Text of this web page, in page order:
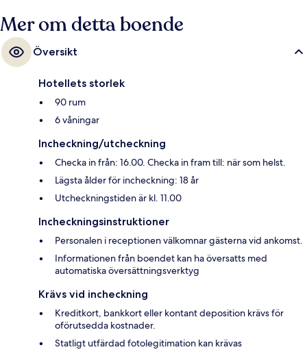
Mer om detta boende
Översikt
Hotellets storlek
90 rum
6 våningar
Incheckning/utcheckning
Checka in från: 16.00. Checka in fram till: när som helst.
Lägsta ålder för incheckning: 18 år
Utcheckningstiden är kl. 11.00
Incheckningsinstruktioner
Personalen i receptionen välkomnar gästerna vid ankomst.
Informationen från boendet kan ha översatts med
automatiska översättningsverktyg
Krävs vid incheckning
Kreditkort, bankkort eller kontant deposition krävs för
oförutsedda kostnader.
Statligt utfärdad fotolegitimation kan krävas